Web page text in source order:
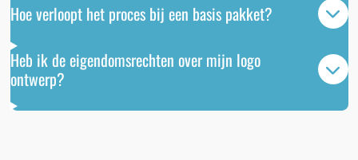
Hoe verloopt het proces bij een basis pakket?
Heb ik de eigendomsrechten over mijn logo
ontwerp?